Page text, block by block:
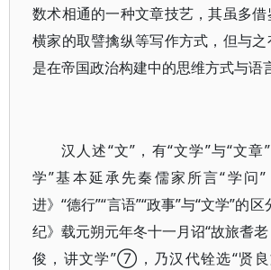
数术相通的一种文章技艺，其虽多
横家的取譬擒纵等写作方式，但与之
是在帝国政治构建中的思维方式与语
汉人述“文”，有“文学”与“文章
学”基本延承先秦儒家所言“学问”
进》“德行”“言语”“政事”与“文学”的
纪》载元朔元年冬十一月诏“故旅耆
俊，讲文学”⑦，乃汉代铨选“贤良